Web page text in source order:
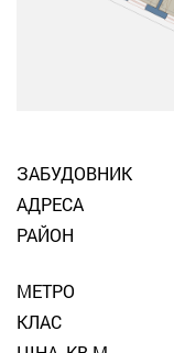
ЗАБУДОВНИК
АДРЕСА
РАЙОН
МЕТРО
КЛАС